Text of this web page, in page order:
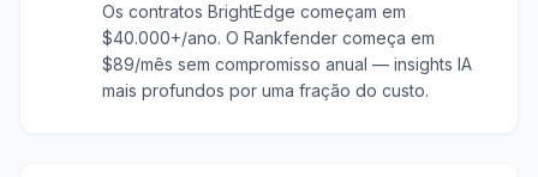
Os contratos BrightEdge começam em
$40.000+/ano. O Rankfender começa em
$89/mês sem compromisso anual — insights IA
mais profundos por uma fração do custo.